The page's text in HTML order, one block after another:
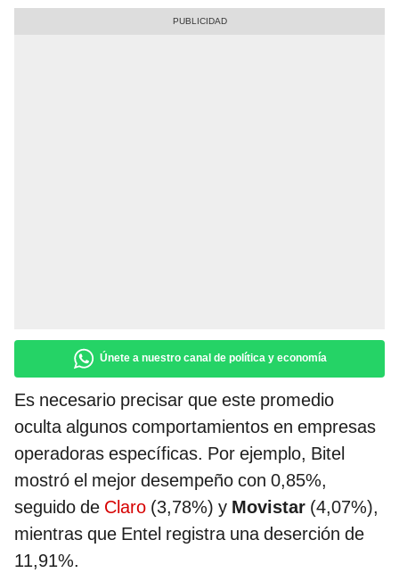
Únete a nuestro canal de política y economía
Es necesario precisar que este promedio
oculta algunos comportamientos en empresas
operadoras específicas. Por ejemplo, Bitel
mostró el mejor desempeño con 0,85%,
seguido de Claro (3,78%) y Movistar (4,07%),
mientras que Entel registra una deserción de
11,91%.